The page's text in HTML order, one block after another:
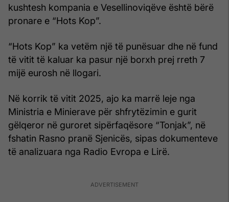
kushtesh kompania e Vesellinoviqëve është bërë
pronare e “Hots Kop”.
“Hots Kop” ka vetëm një të punësuar dhe në fund
të vitit të kaluar ka pasur një borxh prej rreth 7
mijë eurosh në llogari.
Në korrik të vitit 2025, ajo ka marrë leje nga
Ministria e Minierave për shfrytëzimin e gurit
gëlqeror në guroret sipërfaqësore “Tonjak”, në
fshatin Rasno pranë Sjenicës, sipas dokumenteve
të analizuara nga Radio Evropa e Lirë.